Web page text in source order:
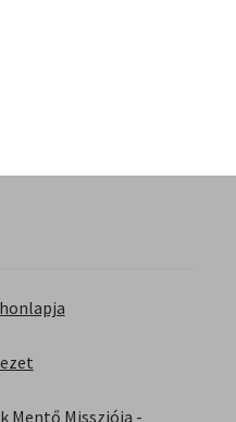
Mentő Missziója -